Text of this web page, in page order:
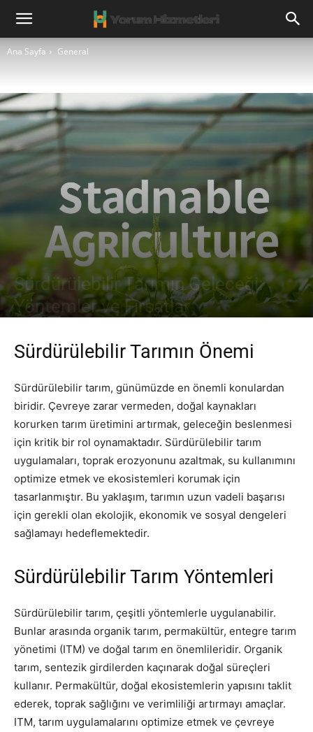
Ana Sayfa General
Sürdürülebilir Tarımın Geleceği:
Yöntemler ve Fırsatlar
Sürdürülebilir Tarımın Önemi
Sürdürülebilir tarım, günümüzde en önemli konulardan
biridir. Çevreye zarar vermeden, doğal kaynakları
korurken tarım üretimini artırmak, geleceğin beslenmesi
için kritik bir rol oynamaktadır. Sürdürülebilir tarım
uygulamaları, toprak erozyonunu azaltmak, su kullanımını
optimize etmek ve ekosistemleri korumak için
tasarlanmıştır. Bu yaklaşım, tarımın uzun vadeli başarısı
için gerekli olan ekolojik, ekonomik ve sosyal dengeleri
sağlamayı hedeflemektedir.
Sürdürülebilir Tarım Yöntemleri
Sürdürülebilir tarım, çeşitli yöntemlerle uygulanabilir.
Bunlar arasında organik tarım, permakültür, entegre tarım
yönetimi (ITM) ve doğal tarım en önemlileridir. Organik
tarım, sentezik girdilerden kaçınarak doğal süreçleri
kullanır. Permakültür, doğal ekosistemlerin yapısını taklit
ederek, toprak sağlığını ve verimliliği artırmayı amaçlar.
ITM, tarım uygulamalarını optimize etmek ve çevreye